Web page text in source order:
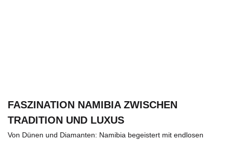
FASZINATION NAMIBIA ZWISCHEN
TRADITION UND LUXUS
Von Dünen und Diamanten: Namibia begeistert mit endlosen